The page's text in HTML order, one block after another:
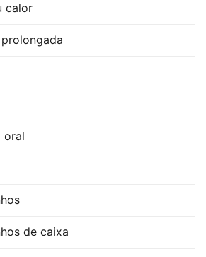
calor
oral
de caixa